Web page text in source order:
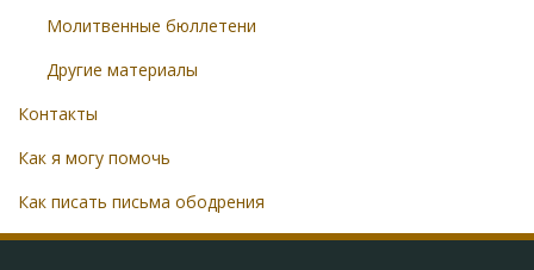
Молитвенные бюллетени
Другие материалы
Контакты
Как я могу помочь
Как писать письма ободрения